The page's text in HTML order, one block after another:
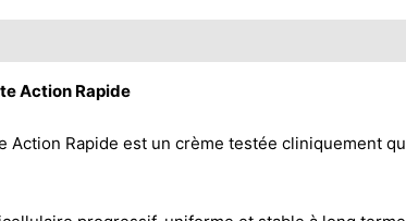
Action Rapide
Action Rapide est un crème testée cliniquement